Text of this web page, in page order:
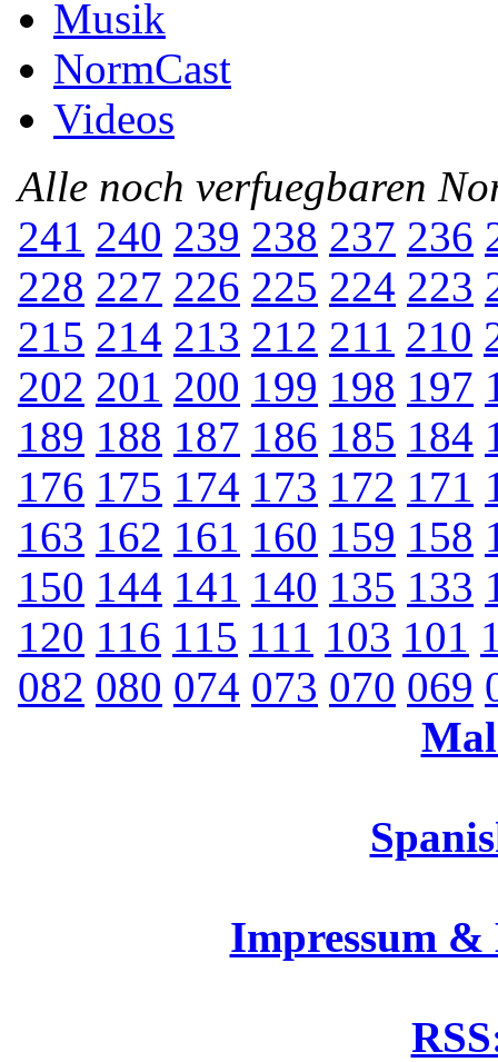
Musik
NormCast
Videos
Alle noch verfuegbaren
241 240 239 238 237 236
228 227 226 225 224 223
215 214 213 212 211 210
202 201 200 199 198 197
189 188 187 186 185 184
176 175 174 173 172 171
163 162 161 160 159 158
150 144 141 140 135 133
120 116 115 111 103 101
082 080 074 073 070 069
Impressum